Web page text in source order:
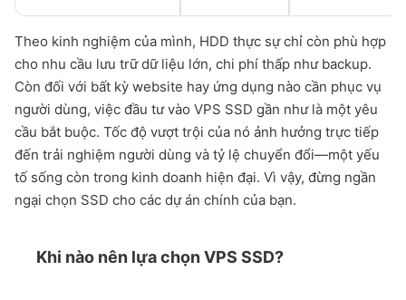
Theo kinh nghiệm của mình, HDD thực sự chỉ còn phù hợp
cho nhu cầu lưu trữ dữ liệu lớn, chi phí thấp như backup.
Còn đối với bất kỳ website hay ứng dụng nào cần phục vụ
người dùng, việc đầu tư vào VPS SSD gần như là một yêu
cầu bắt buộc. Tốc độ vượt trội của nó ảnh hưởng trực tiếp
đến trải nghiệm người dùng và tỷ lệ chuyển đổi—một yếu
tố sống còn trong kinh doanh hiện đại. Vì vậy, đừng ngần
ngại chọn SSD cho các dự án chính của bạn.
Khi nào nên lựa chọn VPS SSD?